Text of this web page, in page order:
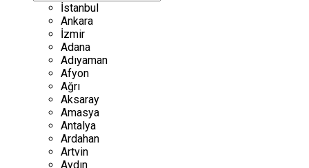
İstanbul
Ankara
İzmir
Adana
Adıyaman
Afyon
Ağrı
Aksaray
Amasya
Antalya
Ardahan
Artvin
Aydın